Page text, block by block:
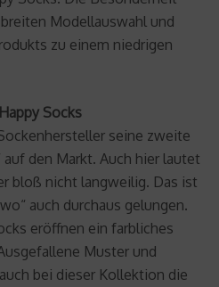
Modellauswahl und
zu einem niedrigen
Socks
seine zweite
den Markt. Auch hier lautet
bloß nicht langweilig. Das ist
auch durchaus gelungen.
eröffnen ein farbliches
Muster und
bei dieser Kollektion die